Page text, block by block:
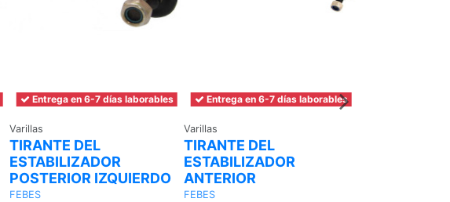
Entrega en 6-7 días laborables
Varillas
TIRANTE DEL
ESTABILIZADOR
POSTERIOR IZQUIERDO
FEBES
Entrega en 6-7 días laborables
Varillas
TIRANTE DEL
ESTABILIZADOR
ANTERIOR
FEBES